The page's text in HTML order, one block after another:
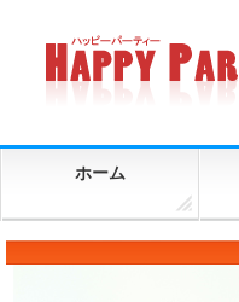
ホーム